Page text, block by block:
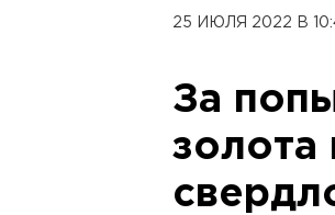
25 ИЮЛЯ 2022 В
За
золота